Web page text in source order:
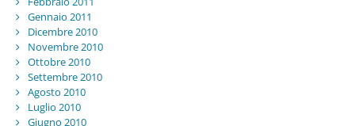
Gennaio 2011
Dicembre 2010
Novembre 2010
Ottobre 2010
Settembre 2010
Agosto 2010
Luglio 2010
Giugno 2010